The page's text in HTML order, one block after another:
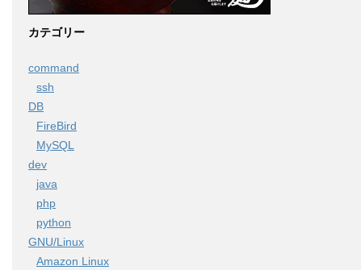
カテゴリー
command
ssh
DB
FireBird
MySQL
dev
java
php
python
GNU/Linux
Amazon Linux